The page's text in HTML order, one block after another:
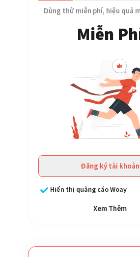
Dùng thử miễn phí, hiệu quả
Miễn
Đăng ký tài khoản
Hiển thị quảng cáo Woay
Không giới hạn Game
Thay đổi thiết kế Game
Xem Thêm